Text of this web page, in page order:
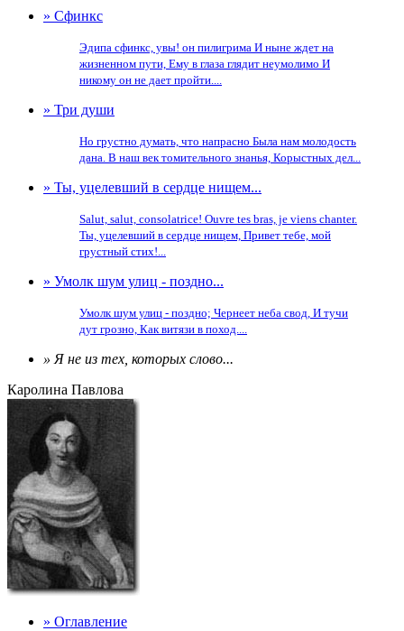
» Сфинкс
Эдипа сфинкс, увы! он пилигрима И ныне ждет на
жизненном пути, Ему в глаза глядит неумолимо И
никому он не дает пройти....
» Три души
Но грустно думать, что напрасно Была нам молодость
дана. В наш век томительного знанья, Корыстных дел...
» Ты, уцелевший в сердце нищем...
Salut, salut, consolatrice! Ouvre tes bras, je viens chanter.
Ты, уцелевший в сердце нищем, Привет тебе, мой
грустный стих!...
» Умолк шум улиц - поздно...
Умолк шум улиц - поздно; Чернеет неба свод, И тучи
дут грозно, Как витязи в поход....
» Я не из тех, которых слово...
Каролина Павлова
» Оглавление